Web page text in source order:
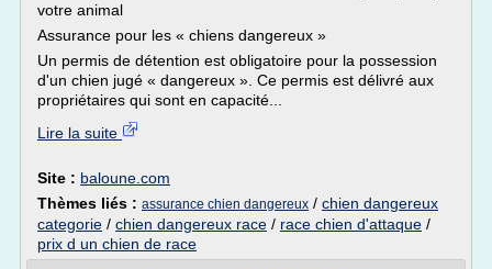
votre animal
Assurance pour les « chiens dangereux »
Un permis de détention est obligatoire pour la possession
d'un chien jugé « dangereux ». Ce permis est délivré aux
propriétaires qui sont en capacité...
Lire la suite
Site : baloune.com
Thèmes liés : assurance chien dangereux / chien dangereux
categorie / chien dangereux race / race chien d'attaque /
prix d un chien de race